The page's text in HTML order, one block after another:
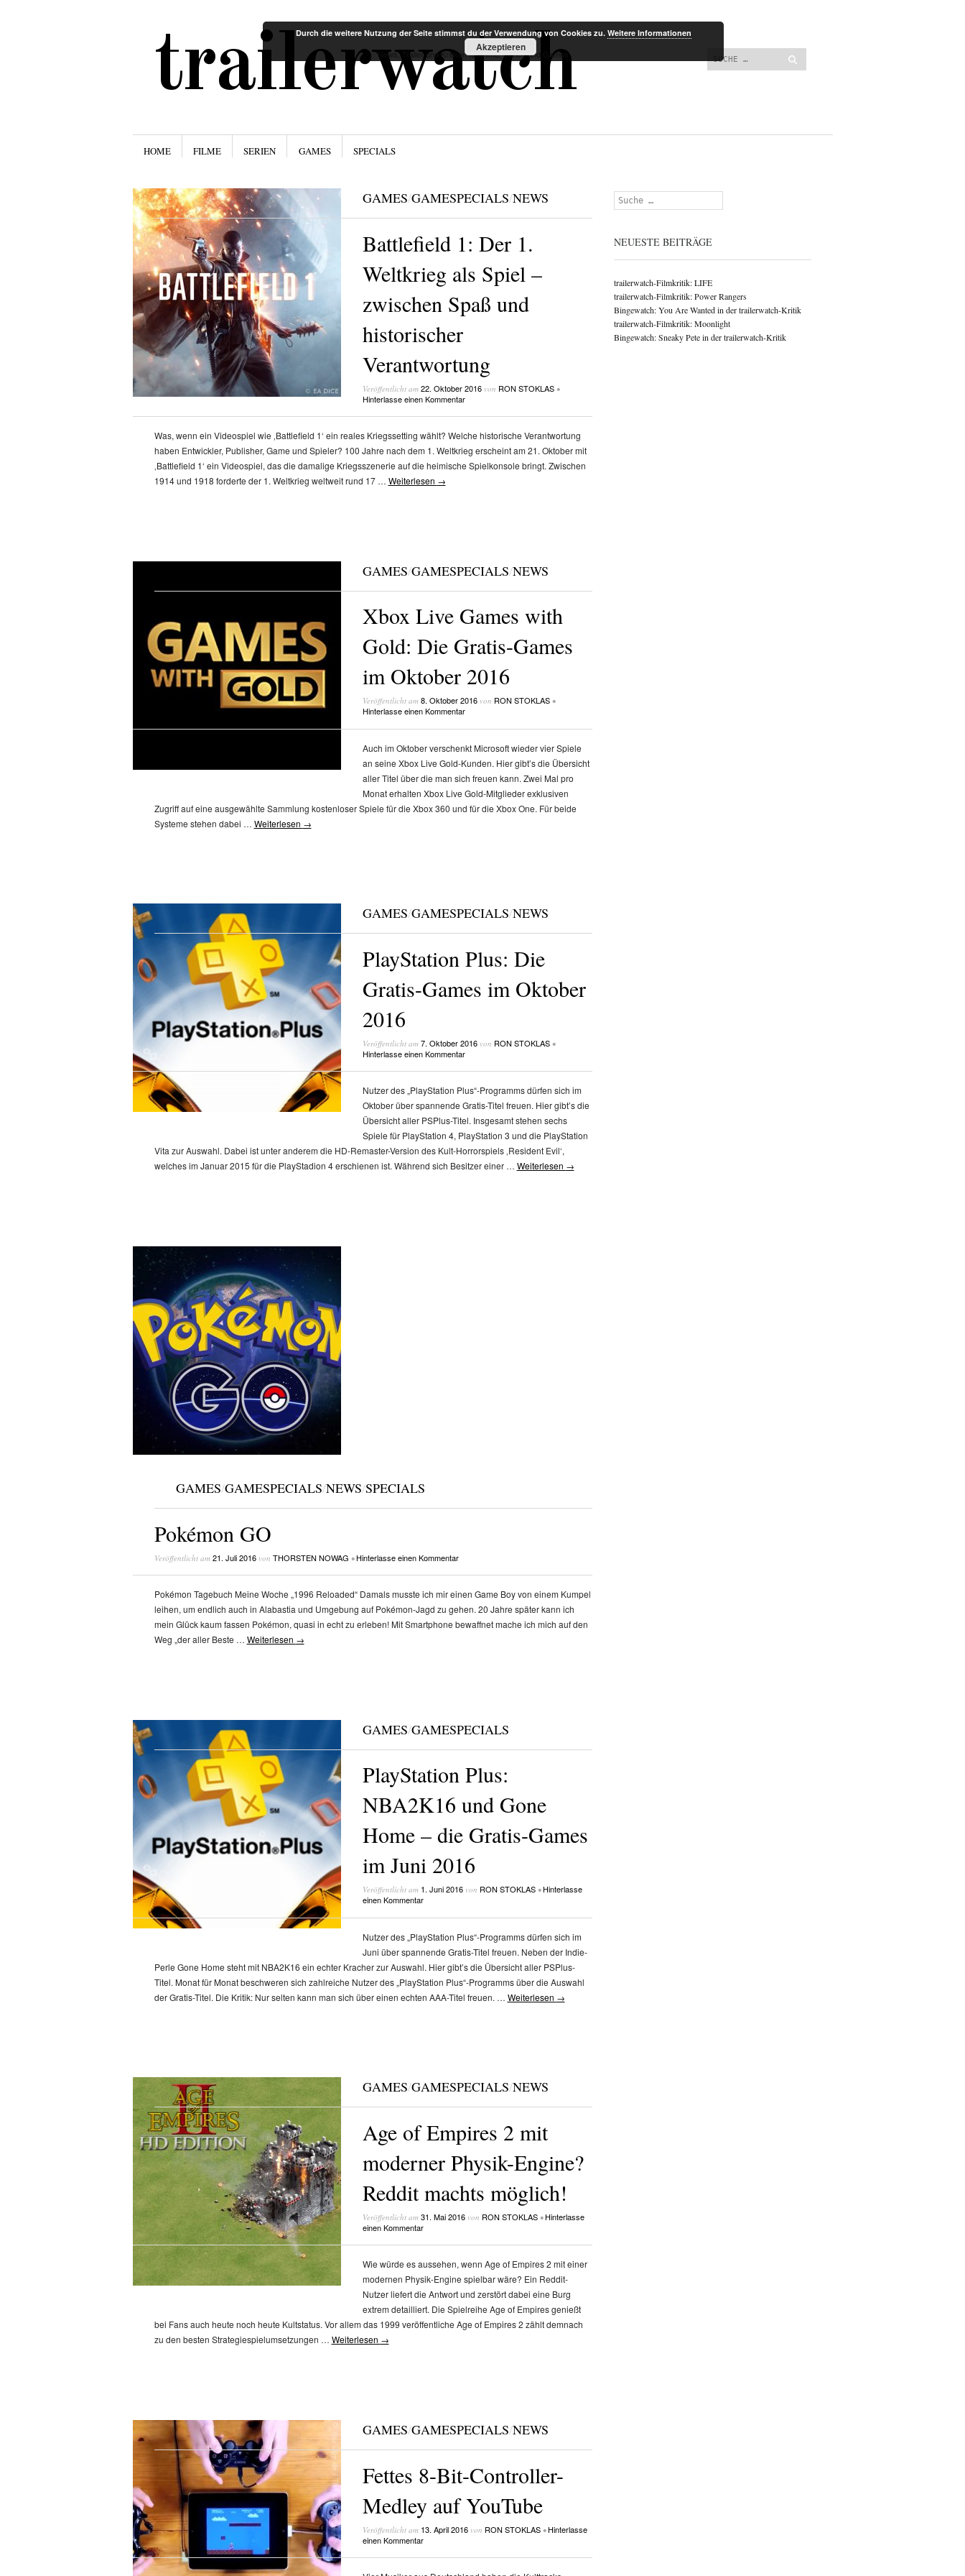
trailerwatch
News, Trailer und Kritiken für Filme, Serien und Games Suchen
Menü
Zum Inhalt springen
ZUM INHALT SPRINGEN
HOME FILME SERIEN GAMES SPECIALS
GAMES/GAMESPECIALS/NEWS
Battlefield 1: Der 1.
Weltkrieg als Spiel –
zwischen Spaß und
historischer
Verantwortung
Veröffentlicht am 22. Oktober 2016von RON STOKLAS •
Hinterlasse einen Kommentar
Was, wenn ein Videospiel wie ‚Battlefield 1‘ ein reales Kriegssetting wählt? Welche historische Verantwortung
haben Entwickler, Publisher, Game und Spieler? 100 Jahre nach dem 1. Weltkrieg erscheint am 21. Oktober mit
‚Battlefield 1‘ ein Videospiel, das die damalige Kriegsszenerie auf die heimische Spielkonsole bringt. Zwischen
1914 und 1918 forderte der 1. Weltkrieg weltweit rund 17 … Weiterlesen →
GAMES/GAMESPECIALS/NEWS
Xbox Live Games with
Gold: Die Gratis-Games
im Oktober 2016
Veröffentlicht am 8. Oktober 2016von RON STOKLAS •
Hinterlasse einen Kommentar
Auch im Oktober verschenkt Microsoft wieder vier Spiele
an seine Xbox Live Gold-Kunden. Hier gibt’s die Übersicht
aller Titel über die man sich freuen kann. Zwei Mal pro
Monat erhalten Xbox Live Gold-Mitglieder exklusiven
Zugriff auf eine ausgewählte Sammlung kostenloser Spiele für die Xbox 360 und für die Xbox One. Für beide
Systeme stehen dabei … Weiterlesen →
GAMES/GAMESPECIALS/NEWS
PlayStation Plus: Die
Gratis-Games im Oktober
2016
Veröffentlicht am 7. Oktober 2016von RON STOKLAS •
Hinterlasse einen Kommentar
Nutzer des „PlayStation Plus“-Programms dürfen sich im
Oktober über spannende Gratis-Titel freuen. Hier gibt’s die
Übersicht aller PSPlus-Titel. Insgesamt stehen sechs
Spiele für PlayStation 4, PlayStation 3 und die PlayStation
Vita zur Auswahl. Dabei ist unter anderem die HD-Remaster-Version des Kult-Horrorspiels ‚Resident Evil‘,
welches im Januar 2015 für die PlayStadion 4 erschienen ist. Während sich Besitzer einer … Weiterlesen →
GAMES/GAMESPECIALS/NEWS/SPECIALS
Pokémon GO
Veröffentlicht am 21. Juli 2016von THORSTEN NOWAG • Hinterlasse einen Kommentar
Pokémon Tagebuch Meine Woche „1996 Reloaded“ Damals musste ich mir einen Game Boy von einem Kumpel
leihen, um endlich auch in Alabastia und Umgebung auf Pokémon-Jagd zu gehen. 20 Jahre später kann ich
mein Glück kaum fassen Pokémon, quasi in echt zu erleben! Mit Smartphone bewaffnet mache ich mich auf den
Weg „der aller Beste … Weiterlesen →
GAMES/GAMESPECIALS
PlayStation Plus:
NBA2K16 und Gone
Home – die Gratis-Games
im Juni 2016
Veröffentlicht am 1. Juni 2016von RON STOKLAS • Hinterlasse
einen Kommentar
Nutzer des „PlayStation Plus“-Programms dürfen sich im
Juni über spannende Gratis-Titel freuen. Neben der Indie-
Perle Gone Home steht mit NBA2K16 ein echter Kracher zur Auswahl. Hier gibt’s die Übersicht aller PSPlus-
Titel. Monat für Monat beschweren sich zahlreiche Nutzer des „PlayStation Plus“-Programms über die Auswahl
der Gratis-Titel. Die Kritik: Nur selten kann man sich über einen echten AAA-Titel freuen. … Weiterlesen →
GAMES/GAMESPECIALS/NEWS
Age of Empires 2 mit
moderner Physik-Engine?
Reddit machts möglich!
Veröffentlicht am 31. Mai 2016von RON STOKLAS • Hinterlasse
einen Kommentar
Wie würde es aussehen, wenn Age of Empires 2 mit einer
modernen Physik-Engine spielbar wäre? Ein Reddit-
Nutzer liefert die Antwort und zerstört dabei eine Burg
extrem detailliert. Die Spielreihe Age of Empires genießt
bei Fans auch heute noch heute Kultstatus. Vor allem das 1999 veröffentliche Age of Empires 2 zählt demnach
zu den besten Strategiespielumsetzungen … Weiterlesen →
GAMES/GAMESPECIALS/NEWS
Fettes 8-Bit-Controller-
Medley auf YouTube
Veröffentlicht am 13. April 2016von RON STOKLAS • Hinterlasse
einen Kommentar
Suchen
NEUESTE BEITRÄGE
trailerwatch-Filmkritik: LIFE
trailerwatch-Filmkritik: Power Rangers
Bingewatch: You Are Wanted in der trailerwatch-Kritik
trailerwatch-Filmkritik: Moonlight
Bingewatch: Sneaky Pete in der trailerwatch-Kritik
Durch die weitere Nutzung der Seite stimmst du der Verwendung von Cookies zu. Weitere Informationen
Akzeptieren